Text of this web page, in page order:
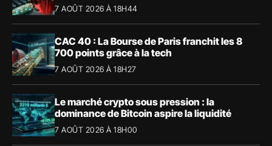
7 AOÛT 2026 À 18H44
CAC 40 : La Bourse de Paris franchit les 8
700 points grâce à la tech
7 AOÛT 2026 À 18H27
Le marché crypto sous pression : la
dominance de Bitcoin aspire la liquidité
7 AOÛT 2026 À 18H00